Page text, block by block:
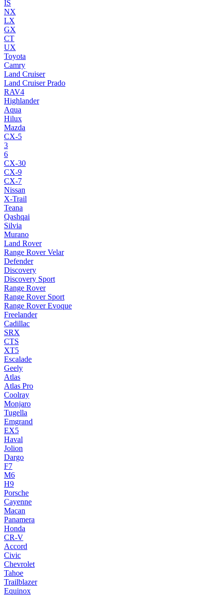
IS
NX
LX
GX
CT
UX
Toyota
Camry
Land Cruiser
Land Cruiser Prado
RAV4
Highlander
Aqua
Hilux
Mazda
CX-5
3
6
CX-30
CX-9
CX-7
Nissan
X-Trail
Teana
Qashqai
Silvia
Murano
Land Rover
Range Rover Velar
Defender
Discovery
Discovery Sport
Range Rover
Range Rover Sport
Range Rover Evoque
Freelander
Cadillac
SRX
CTS
XT5
Escalade
Geely
Atlas
Atlas Pro
Coolray
Monjaro
Tugella
Emgrand
EX5
Haval
Jolion
Dargo
F7
M6
H9
Porsche
Cayenne
Macan
Panamera
Honda
CR-V
Accord
Civic
Chevrolet
Tahoe
Trailblazer
Equinox